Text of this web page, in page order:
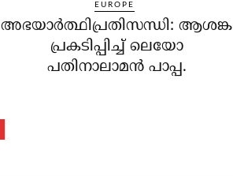
EUROPE
അഭയാര്‍ത്ഥിപ്രതിസന്ധി: ആശങ്ക
പ്രകടിപ്പിച്ച് ലെയോ
പതിനാലാമന്‍ പാപ്പ.